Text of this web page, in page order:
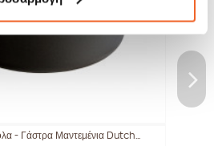
- Γάστρα Μαντεμένια Dutch...